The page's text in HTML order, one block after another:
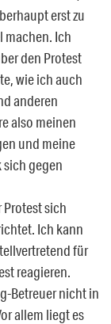
erst zu
machen. Ich
den Protest
wie ich auch
anderen
also meinen
und meine
sich gegen
Protest sich
Ich kann
für
reagieren.
Betreuer nicht in
allem liegt es